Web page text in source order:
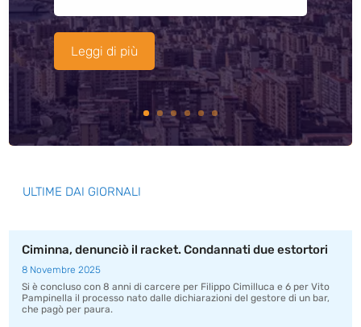
Leggi di più
ULTIME DAI GIORNALI
Ciminna, denunciò il racket. Condannati due estortori
8 Novembre 2025
Si è concluso con 8 anni di carcere per Filippo Cimilluca e 6 per Vito
Pampinella il processo nato dalle dichiarazioni del gestore di un bar,
che pagò per paura.